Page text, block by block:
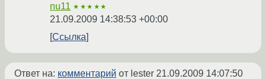
nu11 ★★★★★
21.09.2009 14:38:53 +00:00
Ссылка
Ответ на: комментарий от lester 21.09.2009 14:07:50